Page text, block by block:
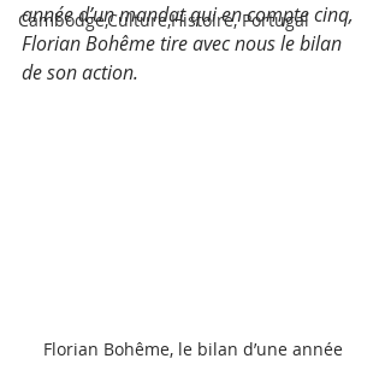
Cambodge,Culture,Histoire, Portugal
année d’un mandat qui en compte cinq,
Florian Bohême tire avec nous le bilan
de son action.
Florian Bohême, le bilan d’une année